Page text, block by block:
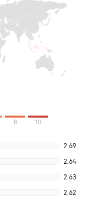
8 10
2.69
2.64
2.63
2.62